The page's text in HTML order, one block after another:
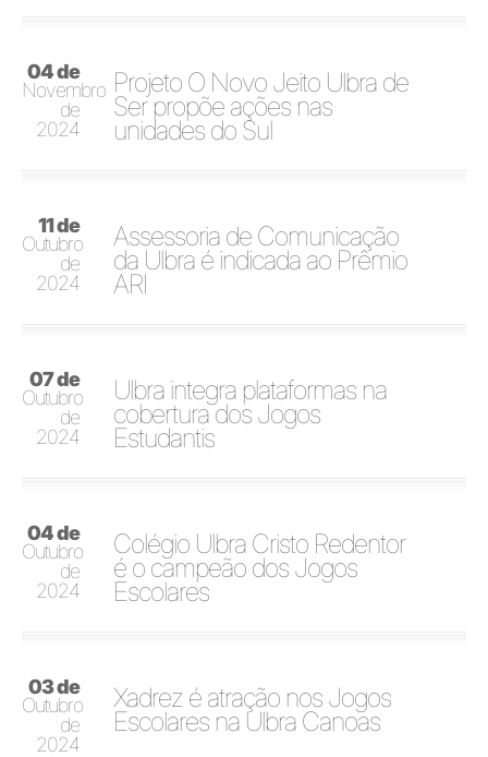
04 de
Novembro
de
2024
Projeto O Novo Jeito Ulbra de
Ser propõe ações nas
unidades do Sul
11 de
Outubro
de
2024
Assessoria de Comunicação
da Ulbra é indicada ao Prêmio
ARI
07 de
Outubro
de
2024
Ulbra integra plataformas na
cobertura dos Jogos
Estudantis
04 de
Outubro
de
2024
Colégio Ulbra Cristo Redentor
é o campeão dos Jogos
Escolares
03 de
Outubro
de
2024
Xadrez é atração nos Jogos
Escolares na Ulbra Canoas